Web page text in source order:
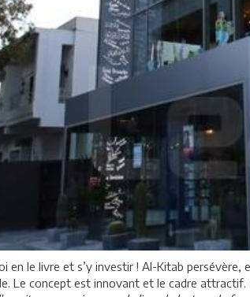
en le livre et s’y investir ! Al-Kitab persévère,
Le concept est innovant et le cadre attractif.